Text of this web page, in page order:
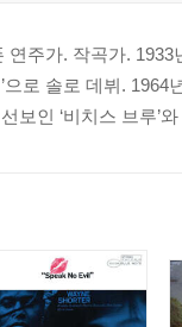
연주가. 작곡가.
으로 솔로 데뷔.
보인 ‘비치스 브루’